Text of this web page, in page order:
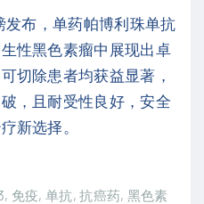
发布，单药帕博利珠单抗
性黑色素瘤中展现出卓
切除患者均获益显著，
，且耐受性良好，安全
新选择。
免疫 单抗 抗癌药 黑色素